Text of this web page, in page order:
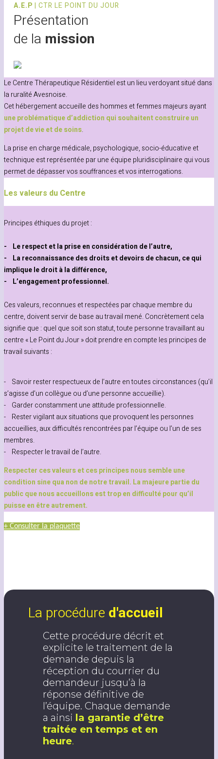
A.E.P | CTR LE POINT DU JOUR
Présentation
de la mission
Le Centre Thérapeutique Résidentiel est un lieu verdoyant situé dans
la ruralité Avesnoise.
Cet hébergement accueille des hommes et femmes majeurs ayant
une problématique d’addiction qui souhaitent construire un
projet de vie et de soins.
La prise en charge médicale, psychologique, socio-éducative et
technique est représentée par une équipe pluridisciplinaire qui vous
permet de dépasser vos souffrances et vos interrogations.
Les valeurs du Centre
Principes éthiques du projet :
- Le respect et la prise en considération de l’autre,
- La reconnaissance des droits et devoirs de chacun, ce qui
implique le droit à la différence,
- L’engagement professionnel.
Ces valeurs, reconnues et respectées par chaque membre du
centre, doivent servir de base au travail mené. Concrètement cela
signifie que : quel que soit son statut, toute personne travaillant au
centre « Le Point du Jour » doit prendre en compte les principes de
travail suivants :
- Savoir rester respectueux de l’autre en toutes circonstances (qu’il
s’agisse d’un collègue ou d’une personne accueillie).
- Garder constamment une attitude professionnelle.
- Rester vigilant aux situations que provoquent les personnes
accueillies, aux difficultés rencontrées par l’équipe ou l’un de ses
membres.
- Respecter le travail de l’autre.
Respecter ces valeurs et ces principes nous semble une
condition sine qua non de notre travail. La majeure partie du
public que nous accueillons est trop en difficulté pour qu’il
puisse en être autrement.
+ Consulter la plaquette
La procédure d'accueil
Cette procédure décrit et
explicite le traitement de la
demande depuis la
réception du courrier du
demandeur jusqu’à la
réponse définitive de
l’équipe. Chaque demande
a ainsi la garantie d’être
traitée en temps et en
heure.